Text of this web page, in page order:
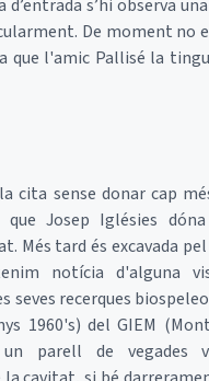
s’hi observa
De moment no
que l'amic Pallisé la
cita sense donar cap
Josep Iglésies dóna
Més tard és excavada
notícia d'alguna
seves recerques
1960's) del GIEM
parell de vegades